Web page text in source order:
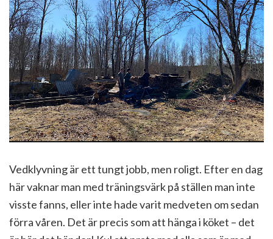
Vedklyvning är ett tungt jobb, men roligt. Efter en dag
här vaknar man med träningsvärk på ställen man inte
visste fanns, eller inte hade varit medveten om sedan
förra våren. Det är precis som att hänga i köket – det